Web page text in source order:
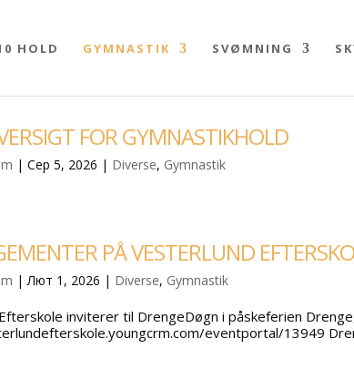
HOLD GYMNASTIK SVØMNING
FOR GYMNASTIKHOLD
|Сер 5, 2026 | Diverse, Gymnastik
PÅ VESTERLUND
|Лют 1, 2026 | Diverse, Gymnastik
inviterer til DrengeDøgn i påskeferien
eventportal/13949